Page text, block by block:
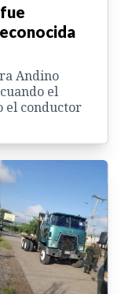
Andino
el
el conductor